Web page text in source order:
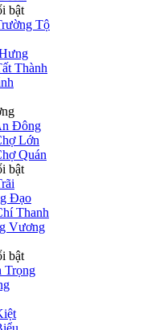
bật
Tộ
Thành
Đông
Lớn
Quán
bật
Đạo
Thanh
Vương
bật
Trọng